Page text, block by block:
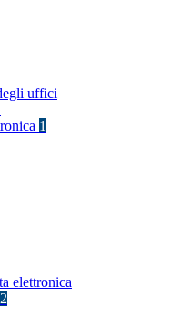
uffici
1
elettronica